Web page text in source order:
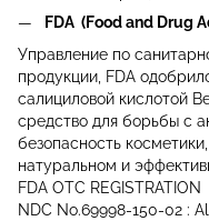
FDA (Food and Drug
Управление по
продукции, FDA
салициловой кислотой
средство для борьбы с
безопасность
натуральном и
FDA OTC REGISTRATION
NDC No.69998-150-02 :